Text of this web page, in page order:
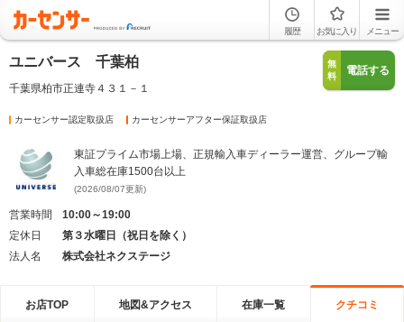
履歴 お気に入り メニュー
ユニバース 千葉柏
千葉県柏市正連寺４３１－１
無
料
電話する
カーセンサー認定取扱店 カーセンサーアフター保証取扱店
東証プライム市場上場、正規輸入車ディーラー運営、グループ輸
入車総在庫1500台以上
(2026/08/07更新)
営業時間
10:00～19:00
定休日
第３水曜日（祝日を除く）
法人名
株式会社ネクステージ
お店TOP 地図&アクセス 在庫一覧 クチコミ